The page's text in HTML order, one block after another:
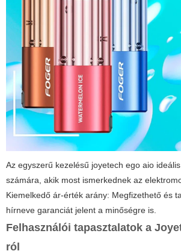
Az egyszerű kezelésű joyetech ego aio
számára, akik most ismerkednek az
Kiemelkedő ár-érték arány: Megfizethető és
hírneve garanciát jelent a minőségre is.
Felhasználói tapasztalatok a
ról